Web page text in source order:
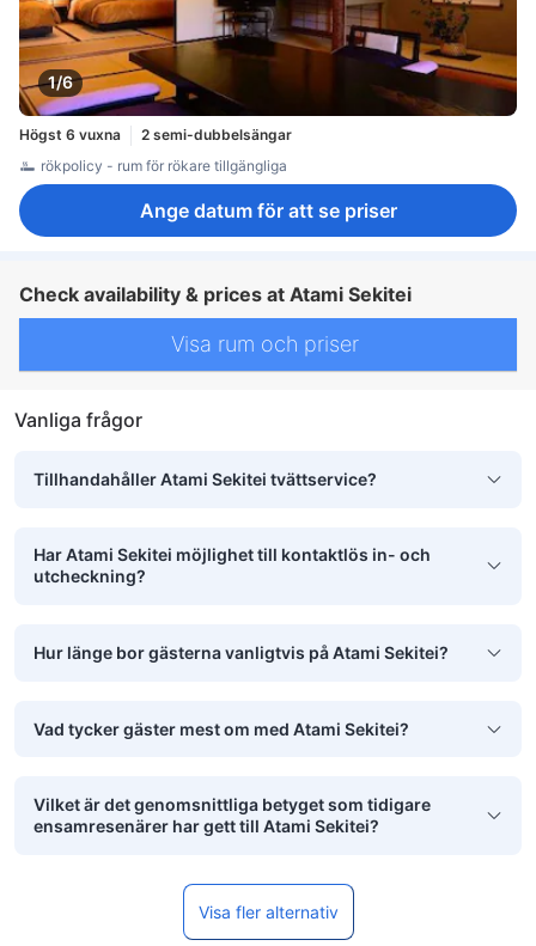
1/6
Högst 6 vuxna
2 semi-dubbelsängar
rökpolicy - rum för rökare tillgängliga
Ange datum för att se priser
Check availability & prices at Atami Sekitei
Visa rum och priser
Vanliga frågor
Tillhandahåller Atami Sekitei tvättservice?
Har Atami Sekitei möjlighet till kontaktlös in- och
utcheckning?
Hur länge bor gästerna vanligtvis på Atami Sekitei?
Vad tycker gäster mest om med Atami Sekitei?
Vilket är det genomsnittliga betyget som tidigare
ensamresenärer har gett till Atami Sekitei?
Visa fler alternativ